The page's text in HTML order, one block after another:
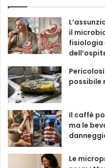
r
i
e
e
b
o
o
k
il
fisiologia
possibile
Il caffè
ma le
Le